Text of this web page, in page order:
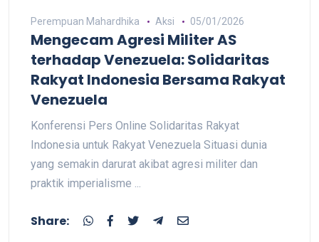
Perempuan Mahardhika Aksi 05/01/2026
Mengecam Agresi Militer AS
terhadap Venezuela: Solidaritas
Rakyat Indonesia Bersama Rakyat
Venezuela
Konferensi Pers Online Solidaritas Rakyat
Indonesia untuk Rakyat Venezuela Situasi dunia
yang semakin darurat akibat agresi militer dan
praktik imperialisme ...
Share: